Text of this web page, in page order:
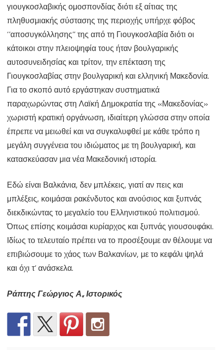
γιουγκοσλαβικής ομοσπονδίας διότι εξ αίτιας της
πληθυσμιακής σύστασης της περιοχής υπήρχε φόβος
‘’αποσυγκόλλησης’’ της από τη Γιουγκοσλαβία διότι οι
κάτοικοι στην πλειοψηφία τους ήταν βουλγαρικής
αυτοσυνειδησίας και τρίτον, την επέκταση της
Γιουγκοσλαβίας στην βουλγαρική και ελληνική Μακεδονία.
Για το σκοπό αυτό εργάστηκαν συστηματικά
παραχωρώντας στη Λαϊκή Δημοκρατία της «Μακεδονίας»
χωριστή κρατική οργάνωση, ιδιαίτερη γλώσσα στην οποία
έπρεπε να μειωθεί και να συγκαλυφθεί με κάθε τρόπο η
μεγάλη συγγένεια του ιδιώματος με τη βουλγαρική, και
κατασκεύασαν μια νέα Μακεδονική ιστορία.
Εδώ είναι Βαλκάνια, δεν μπλέκεις, γιατί αν πεις και
μπλέξεις, κοιμάσαι ρακένδυτος και ανούσιος και ξυπνάς
διεκδικώντας το μεγαλείο του Ελληνιστικού πολιτισμού.
Όπως επίσης κοιμάσαι κυρίαρχος και ξυπνάς γιουσουφάκι.
Ιδίως το τελευταίο πρέπει να το προσέξουμε αν θέλουμε να
επιβιώσουμε το χάος των Βαλκανίων, με το κεφάλι ψηλά
και όχι τ’ ανάσκελα.
Ράπτης Γεώργιος Α., Ιστορικός